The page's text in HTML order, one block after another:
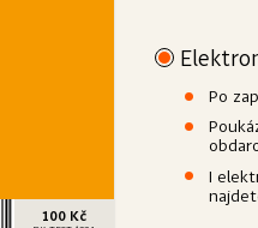
100 Kč
Po
I